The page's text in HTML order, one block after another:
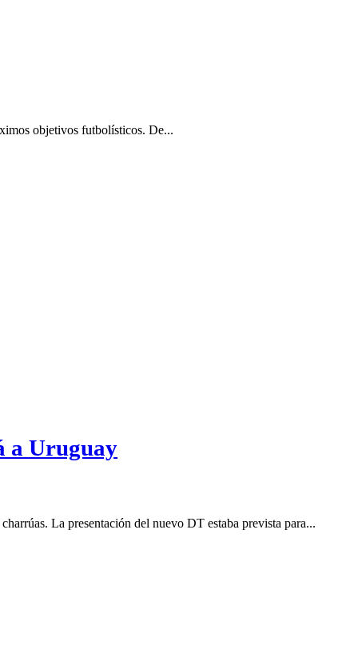
objetivos futbolísticos. De...
a Uruguay
La presentación del nuevo DT estaba prevista para...